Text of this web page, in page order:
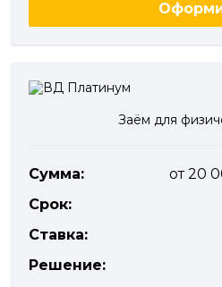
Заём для
Сумма:
от 20
Срок:
Ставка:
Решение: